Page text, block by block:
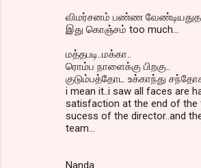
விமர்சனம் பண்ண
இது கொஞ்சம் too much...
மத்தபடி..மக்கா..
ரொம்ப நாளைக்கு பிறகு..
குடும்பத்தோட உக்காந்து
i mean it..i saw all faces are
satisfaction at the end of the
sucess of the director..and
team...
Nanda